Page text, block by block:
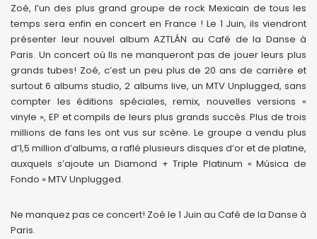
Zoé, l’un des plus grand groupe de rock Mexicain de tous les
temps sera enfin en concert en France ! Le 1 Juin, ils viendront
présenter leur nouvel album AZTLÁN au Café de la Danse à
Paris. Un concert où Ils ne manqueront pas de jouer leurs plus
grands tubes! Zoé, c’est un peu plus de 20 ans de carrière et
surtout 6 albums studio, 2 albums live, un MTV Unplugged, sans
compter les éditions spéciales, remix, nouvelles versions «
vinyle », EP et compils de leurs plus grands succès. Plus de trois
millions de fans les ont vus sur scène. Le groupe a vendu plus
d’1,5 million d’albums, a raflé plusieurs disques d’or et de platine,
auxquels s’ajoute un Diamond + Triple Platinum « Música de
Fondo » MTV Unplugged.
Ne manquez pas ce concert! Zoé le 1 Juin au Café de la Danse à
Paris.